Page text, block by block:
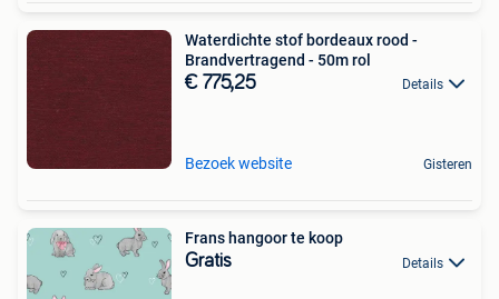
Waterdichte stof bordeaux rood -
Brandvertragend - 50m rol
€ 775,25 Details
Bezoek website Gisteren
Frans hangoor te koop
Gratis Details